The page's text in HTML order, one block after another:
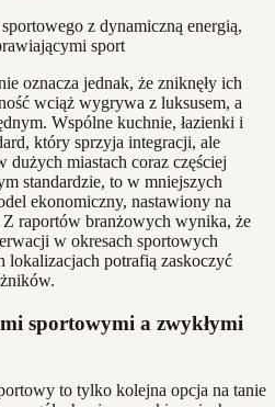
oznacza jednak, że zniknęły ich
wciąż wygrywa z luksusem, a
Wspólne kuchnie, łazienki i
który sprzyja integracji, ale
dużych miastach coraz częściej
standardzie, to w mniejszych
ekonomiczny, nastawiony na
raportów branżowych wynika, że
w okresach sportowych
potrafią zaskoczyć
sportowymi a zwykłymi
to tylko kolejna opcja na tanie